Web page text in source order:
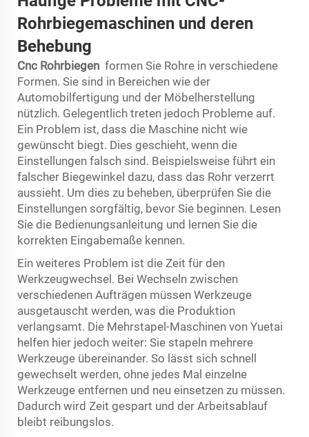
Rohrbiegemaschinen und deren
Behebung
Cnc Rohrbiegen formen Sie Rohre in verschiedene
Formen. Sie sind in Bereichen wie der
Automobilfertigung und der Möbelherstellung
nützlich. Gelegentlich treten jedoch Probleme auf.
Ein Problem ist, dass die Maschine nicht wie
gewünscht biegt. Dies geschieht, wenn die
Einstellungen falsch sind. Beispielsweise führt ein
falscher Biegewinkel dazu, dass das Rohr verzerrt
aussieht. Um dies zu beheben, überprüfen Sie die
Einstellungen sorgfältig, bevor Sie beginnen. Lesen
Sie die Bedienungsanleitung und lernen Sie die
korrekten Eingabemaße kennen.
Ein weiteres Problem ist die Zeit für den
Werkzeugwechsel. Bei Wechseln zwischen
verschiedenen Aufträgen müssen Werkzeuge
ausgetauscht werden, was die Produktion
verlangsamt. Die Mehrstapel-Maschinen von Yuetai
helfen hier jedoch weiter: Sie stapeln mehrere
Werkzeuge übereinander. So lässt sich schnell
gewechselt werden, ohne jedes Mal einzelne
Werkzeuge entfernen und neu einsetzen zu müssen.
Dadurch wird Zeit gespart und der Arbeitsablauf
bleibt reibungslos.